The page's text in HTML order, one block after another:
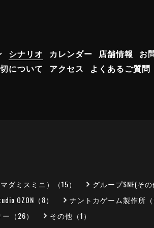
シナリオ カレンダー 店舗情報
お
について アクセス よくあるご質問
ダミスミニ）（15）
グループSNE(その
OZON（8）
ナントカゲーム製作所（
（26） その他（1）